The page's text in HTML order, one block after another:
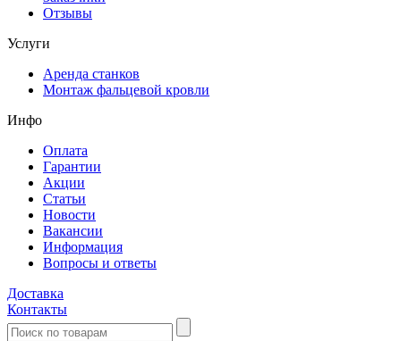
Отзывы
Услуги
Аренда станков
Монтаж фальцевой кровли
Инфо
Оплата
Гарантии
Акции
Статьи
Новости
Вакансии
Информация
Вопросы и ответы
Доставка
Контакты